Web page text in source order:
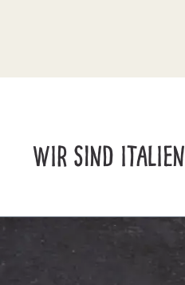
WIR SIND ITALIEN